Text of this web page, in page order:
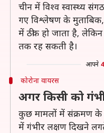
चीन में विश्व स्वास्थ्य
गए विश्लेषण के
में ठीक हो जाता है,
तक रह सकती है।
आपने
कोरोना वायरस
अगर किसी को
कुछ मामलों में संक्रमण के
में गंभीर लक्षण दिखने